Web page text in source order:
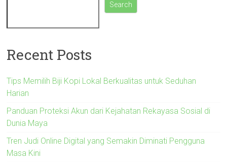
Search
Recent Posts
Tips Memilih Biji Kopi Lokal Berkualitas untuk Seduhan
Harian
Panduan Proteksi Akun dari Kejahatan Rekayasa Sosial di
Dunia Maya
Tren Judi Online Digital yang Semakin Diminati Pengguna
Masa Kini